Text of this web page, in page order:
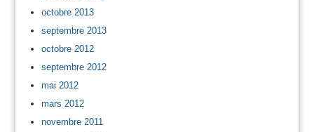
octobre 2013
septembre 2013
octobre 2012
septembre 2012
mai 2012
mars 2012
novembre 2011